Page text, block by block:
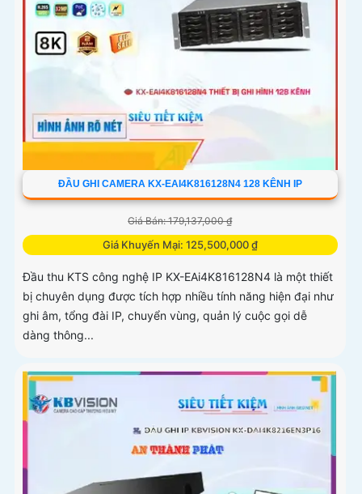
ĐẦU GHI CAMERA KX-EAI4K816128N4 128 KÊNH IP
Giá Bán: 179,137,000 ₫
Giá Khuyến Mại: 125,500,000 ₫
Đầu thu KTS công nghệ IP KX-EAi4K816128N4 là một thiết
bị chuyên dụng được tích hợp nhiều tính năng hiện đại như
ghi âm, tổng đài IP, chuyển vùng, quản lý cuộc gọi dễ
dàng thông...